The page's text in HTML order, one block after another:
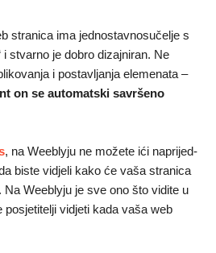
stranica ima jednostavnosučelje s
i stvarno je dobro dizajniran. Ne
i postavljanja elemenata –
on se automatski savršeno
, na Weeblyju ne možete ići naprijed-
biste vidjeli kako će vaša stranica
Na Weeblyju je sve ono što vidite u
posjetitelji vidjeti kada vaša web